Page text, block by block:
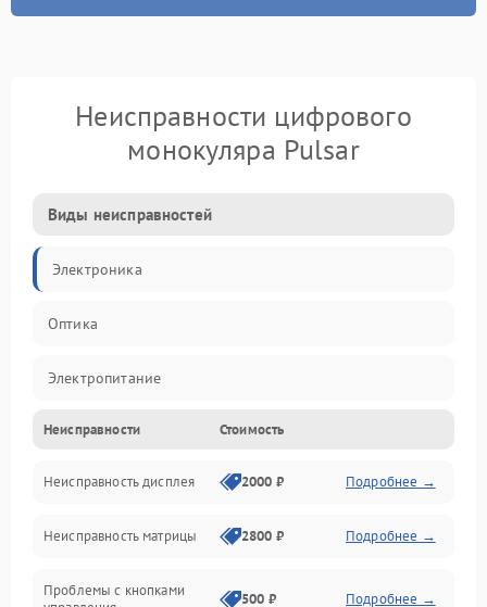
Неисправности цифрового
монокуляра Pulsar
Виды неисправностей
Электроника
Оптика
Электропитание
Видео
ПО
Управление
Механические повреждения
Неисправности Стоимость
Неисправность дисплея 2000 ₽ Подробнее →
Неисправность матрицы 2800 ₽ Подробнее →
Проблемы с кнопками
500 ₽ Подробнее →